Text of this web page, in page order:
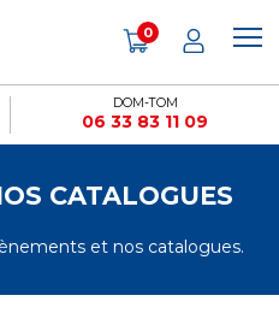
DOM-TOM
06 33 83 11 09
0
CATALOGUES
et nos catalogues.